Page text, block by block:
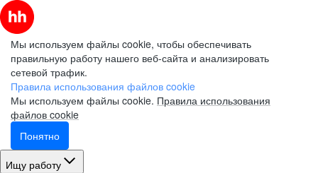
Мы используем файлы cookie, чтобы обеспечивать
правильную работу нашего веб-сайта и анализировать
сетевой трафик.
Правила использования файлов cookie
Мы используем файлы cookie. Правила использования
файлов cookie
Понятно
Ищу работу